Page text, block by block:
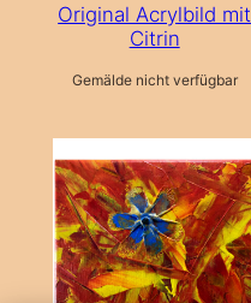
Original Acrylbild mit
Citrin
Gemälde nicht verfügbar